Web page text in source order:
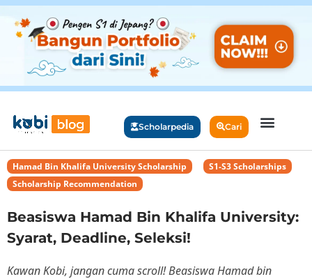
Scholarpedia Cari
Hamad Bin Khalifa University Scholarship S1-S3 Scholarships
Scholarship Recommendation
Beasiswa Hamad Bin Khalifa University:
Syarat, Deadline, Seleksi!
Kawan Kobi, jangan cuma scroll! Beasiswa Hamad bin